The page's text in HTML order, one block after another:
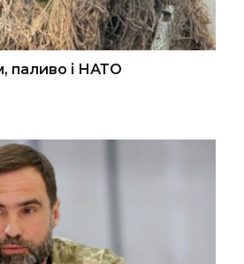
паливо і НАТО